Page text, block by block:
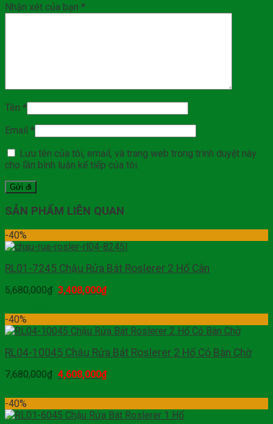
Nhận xét của bạn *
Tên *
Email *
Lưu tên của tôi, email, và trang web trong trình duyệt này
cho lần bình luận kế tiếp của tôi.
SẢN PHẨM LIÊN QUAN
-40%
RL01-7245 Chậu Rửa Bát Roslerer 2 Hố Cân
5,680,000₫ 3,408,000₫
-40%
RL04-10045 Chậu Rửa Bát Roslerer 2 Hố Có Bàn Chờ
7,680,000₫ 4,608,000₫
-40%